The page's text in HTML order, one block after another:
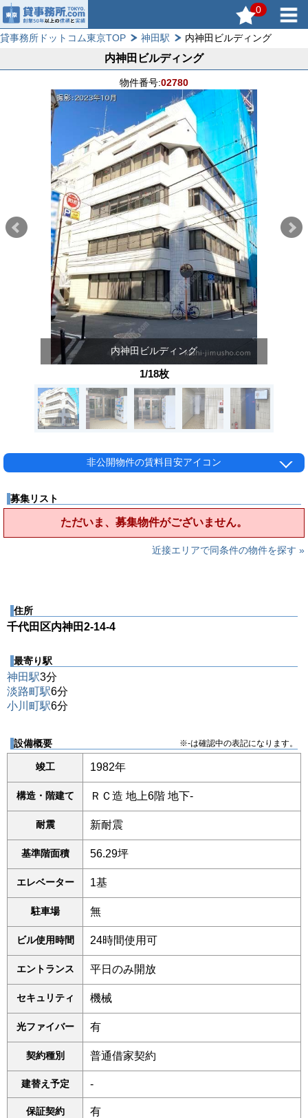
0
貸事務所ドットコム東京TOP 神田駅 内神田ビルディング
内神田ビルディング
物件番号:02780
内神田ビルディング
1/18枚
非公開物件の賃料目安アイコン
募集リスト
ただいま、募集物件がございません。
近接エリアで同条件の物件を探す »
住所
千代田区内神田2-14-4
最寄り駅
神田駅3分
淡路町駅6分
小川町駅6分
設備概要 ※-は確認中の表記になります。
竣工 1982年
構造・階建て ＲＣ造 地上6階 地下-
耐震 新耐震
基準階面積 56.29坪
エレベーター 1基
駐車場 無
ビル使用時間 24時間使用可
エントランス 平日のみ開放
セキュリティ 機械
光ファイバー 有
契約種別 普通借家契約
建替え予定 -
保証契約 有